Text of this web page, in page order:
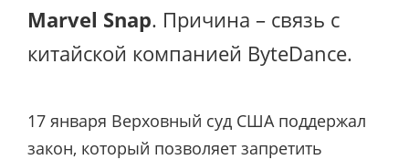
Marvel Snap. Причина – связь с
китайской компанией ByteDance.
17 января Верховный суд США поддержал
закон, который позволяет запретить